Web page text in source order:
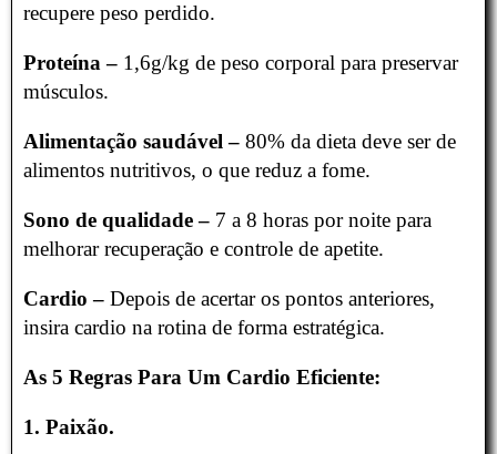
recupere peso perdido.
Proteína – 1,6g/kg de peso corporal para preservar
músculos.
Alimentação saudável – 80% da dieta deve ser de
alimentos nutritivos, o que reduz a fome.
Sono de qualidade – 7 a 8 horas por noite para
melhorar recuperação e controle de apetite.
Cardio – Depois de acertar os pontos anteriores,
insira cardio na rotina de forma estratégica.
As 5 Regras Para Um Cardio Eficiente:
1. Paixão.